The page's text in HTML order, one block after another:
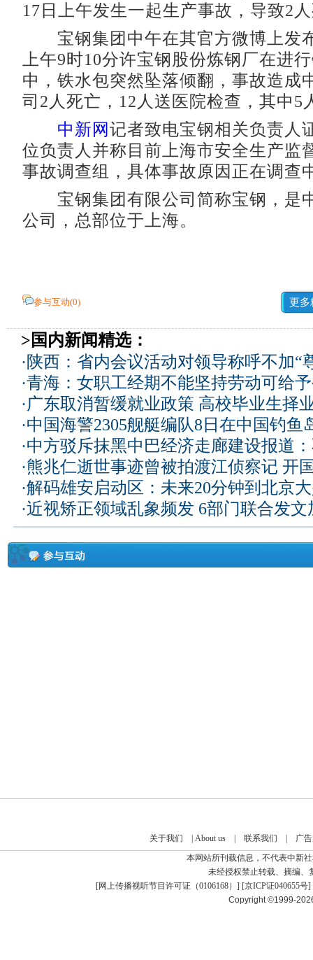
17日上午发生一起生产事故，导致2
宝钢集团中午在其官方微博上发
上午9时10分许宝钢股份炼钢厂在进
中，铁水包突然坠落倾翻，事故造成
司2人死亡，12人送医院检查，其中5
中新网 记者致电宝钢相关负责人
位负责人并称目前上海市安全生产监
事故调查组，具体事故原因正在调查
宝钢集团有限公司简称宝钢，是
公司，总部位于上海。
参与互动(0) 更多
>国内新闻精选：
· 陕西：省内会议活动对领导称呼不加“
·青海：女职工经期不能坚持劳动可给
·广东取消暂缓就业政策 高校毕业生择
·中国海警2305舰艇编队8日在中国钓鱼
·中方驳斥抹黑中巴经济走廊建设报道
·熊兆仁逝世事迹曾被拍渡江侦察记 开
·解码雄安启动区：未来20分钟到北京
·近视矫正领域乱象频发 6部门联合发文
关于我们 About us| 联系我们
广
本网站所刊载信息，不代表中新
未经授权禁止转载、摘编、
[网上传播视听节目许可证（0106168） ] [京ICP证040655号]
Copyright ©1999-